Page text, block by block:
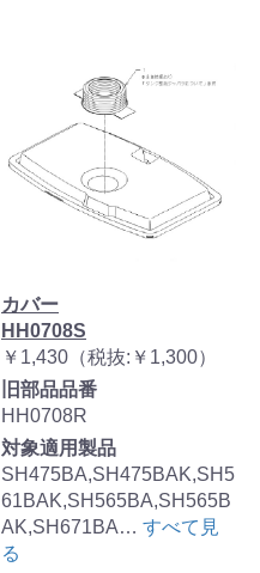
カバー
HH0708S
￥1,430（税抜:￥1,300）
旧部品品番
HH0708R
対象適用製品
SH475BA,SH475BAK,SH5
61BAK,SH565BA,SH565B
AK,SH671BA… すべて見
る